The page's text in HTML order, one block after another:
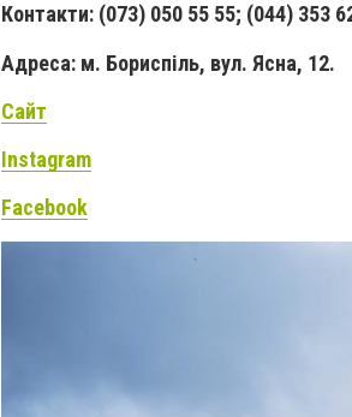
Контакти: (073) 050 55 55; (‎044) 353
Адреса: м. Бориспіль, вул. Ясна, 12.
Сайт
Instagram
Facebook